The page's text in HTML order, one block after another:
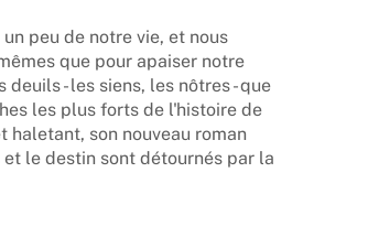
peu de notre vie, et nous
que pour apaiser notre
- les siens, les nôtres - que
les plus forts de l'histoire de
son nouveau roman
le destin sont détournés par la